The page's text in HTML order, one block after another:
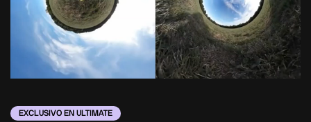
EXCLUSIVO EN ULTIMATE